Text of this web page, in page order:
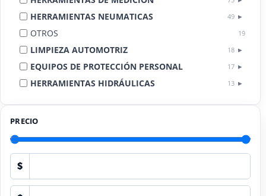
HERRAMIENTAS NEUMATICAS 49
OTROS 19
LIMPIEZA AUTOMOTRIZ 18
EQUIPOS DE PROTECCIÓN PERSONAL 17
HERRAMIENTAS HIDRÁULICAS 13
PRECIO
$